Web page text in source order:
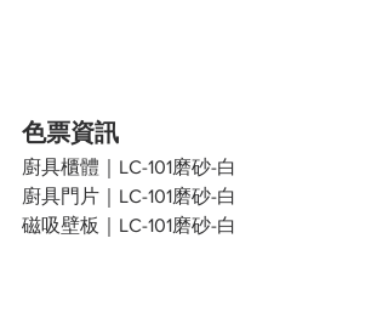
色票資訊
廚具櫃體｜LC-101磨砂-白
廚具門片｜LC-101磨砂-白
磁吸壁板｜LC-101磨砂-白